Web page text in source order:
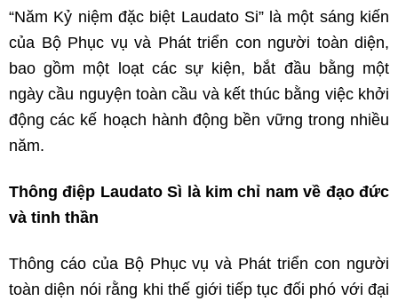
“Năm Kỷ niệm đặc biệt Laudato Si” là một sáng kiến
của Bộ Phục vụ và Phát triển con người toàn diện,
bao gồm một loạt các sự kiện, bắt đầu bằng một
ngày cầu nguyện toàn cầu và kết thúc bằng việc khởi
động các kế hoạch hành động bền vững trong nhiều
năm.
Thông điệp Laudato Sì là kim chỉ nam về đạo đức
và tinh thần
Thông cáo của Bộ Phục vụ và Phát triển con người
toàn diện nói rằng khi thế giới tiếp tục đối phó với đại